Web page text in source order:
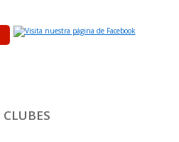
CLUBES